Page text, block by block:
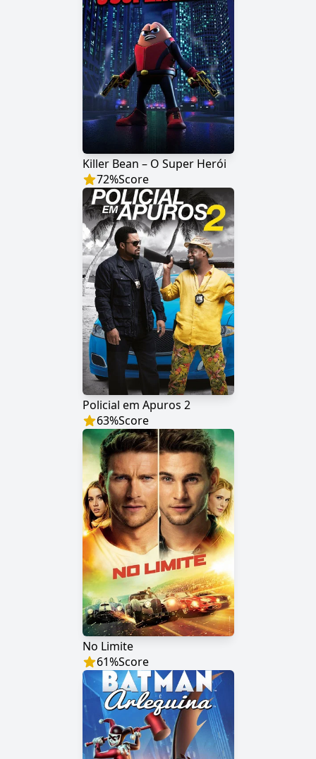
Killer Bean – O Super Herói
72%Score
Policial em Apuros 2
63%Score
No Limite
61%Score